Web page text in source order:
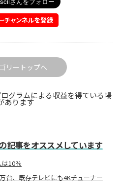
リートップへ
グラムによる収益を得ている場
あります
記事をオススメしています
10％
台、既存テレビにも4Kチューナー